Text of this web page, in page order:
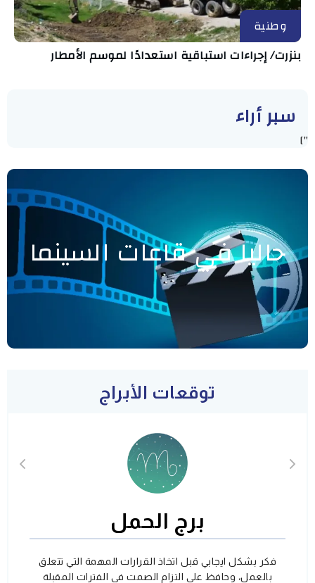
وطنية
بنزرت/ إجراءات استباقية استعدادًا لموسم الأمطار
سبر أراء
"]
حاليا في قاعات السينما
توقعات الأبراج
برج الحمل
فكر بشكل ايجابي قبل اتخاذ القرارات المهمة التي تتعلق
بالعمل، وحافظ على التزام الصمت في الفترات المقبلة